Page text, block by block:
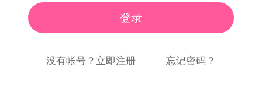
登录
没有帐号？立即注册 忘记密码？